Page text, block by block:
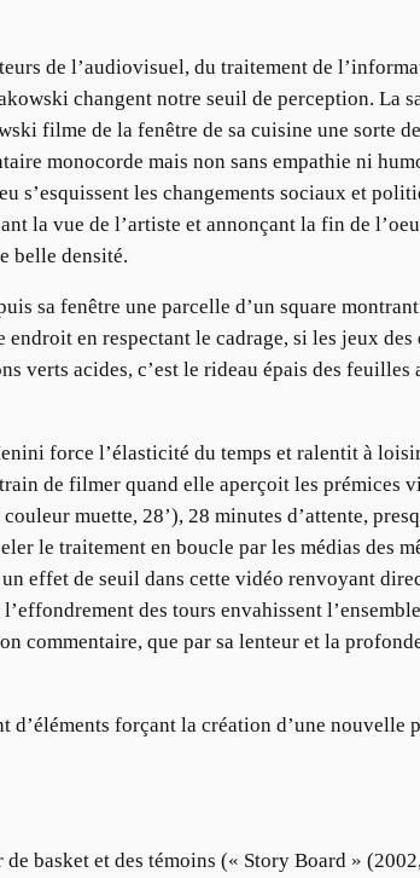
de l’audiovisuel, du traitement de
changent notre seuil de perception. La
filme de la fenêtre de sa cuisine une sorte
monocorde mais non sans empathie ni
s’esquissent les changements sociaux et
la vue de l’artiste et annonçant la fin de
belle densité.
sa fenêtre une parcelle d’un square
en respectant le cadrage, si les jeux des
verts acides, c’est le rideau épais des
force l’élasticité du temps et ralentit à
de filmer quand elle aperçoit les prémices
muette, 28’), 28 minutes d’attente,
le traitement en boucle par les médias des
effet de seuil dans cette vidéo renvoyant
des tours envahissent
commentaire, que par sa lenteur et la
forçant la création d’une nouvelle
basket et des témoins (« Story Board »